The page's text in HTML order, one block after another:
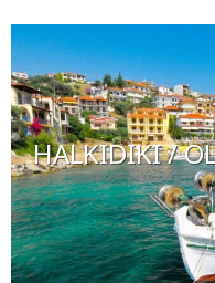
HALKIDIKI /